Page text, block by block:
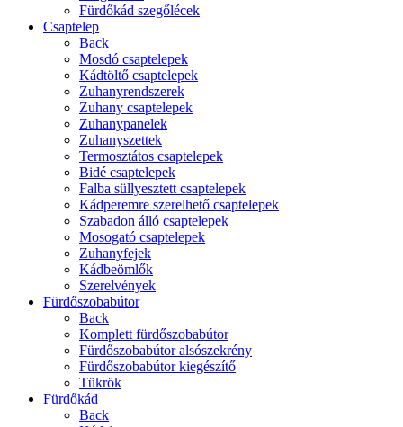
Fürdőkád szegőlécek
Csaptelep
Back
Mosdó csaptelepek
Kádtöltő csaptelepek
Zuhanyrendszerek
Zuhany csaptelepek
Zuhanypanelek
Zuhanyszettek
Termosztátos csaptelepek
Bidé csaptelepek
Falba süllyesztett csaptelepek
Kádperemre szerelhető csaptelepek
Szabadon álló csaptelepek
Mosogató csaptelepek
Zuhanyfejek
Kádbeömlők
Szerelvények
Fürdőszobabútor
Back
Komplett fürdőszobabútor
Fürdőszobabútor alsószekrény
Fürdőszobabútor kiegészítő
Tükrök
Fürdőkád
Back